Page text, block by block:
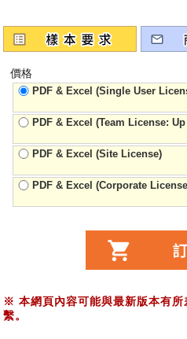
價格
PDF & Excel (Single User
PDF & Excel (Team License:
PDF & Excel (Site License)
PDF & Excel (Corporate
※ 本網頁內容可能與最新版本有
繫。